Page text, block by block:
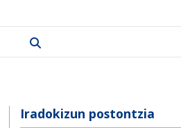
Iradokizun postontzia